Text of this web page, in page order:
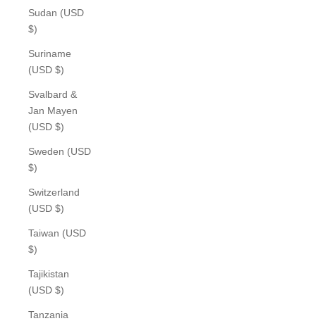
Sudan (USD
$)
Suriname
(USD $)
Svalbard &
Jan Mayen
(USD $)
Sweden (USD
$)
Switzerland
(USD $)
Taiwan (USD
$)
Tajikistan
(USD $)
Tanzania